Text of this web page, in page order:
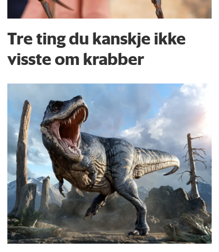
Tre ting du kanskje ikke
visste om krabber